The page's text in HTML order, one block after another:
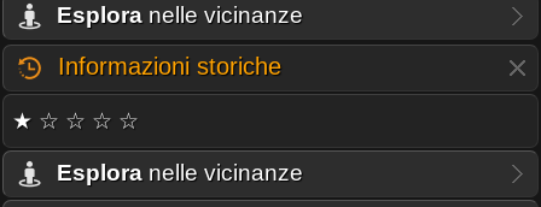
Esplora nelle vicinanze
Informazioni storiche
★ ☆ ☆ ☆ ☆
Esplora nelle vicinanze